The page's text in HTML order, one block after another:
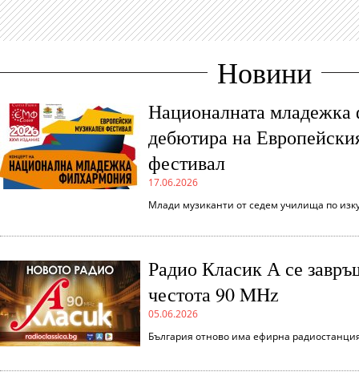
Новини
Националната
дебютира на
фестивал
17.06.2026
Млади музиканти от седем училища по
Радио Класик А се
честота 90 MHz
05.06.2026
България отново има ефирна